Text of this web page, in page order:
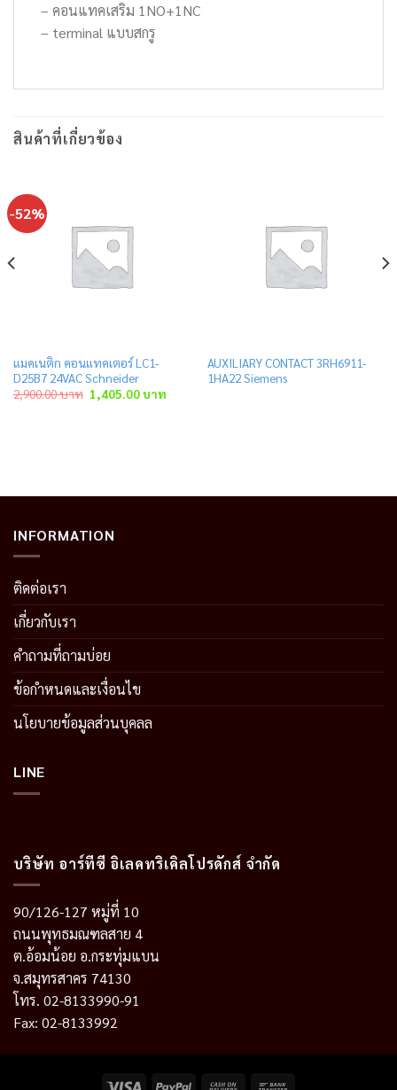
– คอนแทคเสริม 1NO+1NC
– terminal แบบสกรู
สินค้าที่เกี่ยวข้อง
-52%
แมคเนติก คอนแทคเตอร์ LC1-
D25B7 24VAC Schneider
2,900.00บาท Original
price
1,405.00บาทCurrent
price
AUXILIARY CONTACT 3RH6911-
1HA22 Siemens
INFORMATION
ติดต่อเรา
เกี่ยวกับเรา
คำถามที่ถามบ่อย
ข้อกำหนดและเงื่อนไข
นโยบายข้อมูลส่วนบุคลล
LINE
บริษัท อาร์ทีซี อิเลคทริเคิลโปรดักส์ จำกัด
90/126-127 หมู่ที่ 10
ถนนพุทธมณฑลสาย 4
ต.อ้อมน้อย อ.กระทุ่มแบน
จ.สมุทรสาคร 74130
โทร. 02-8133990-91
Fax: 02-8133992